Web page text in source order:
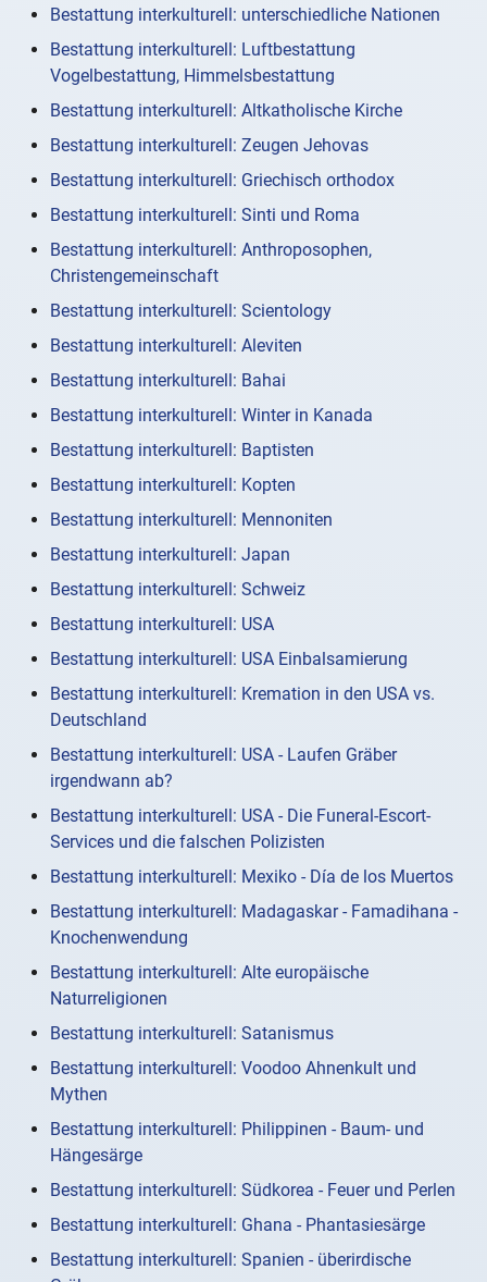
Bestattung interkulturell: unterschiedliche Nationen
Bestattung interkulturell: Luftbestattung
Vogelbestattung, Himmelsbestattung
Bestattung interkulturell: Altkatholische Kirche
Bestattung interkulturell: Zeugen Jehovas
Bestattung interkulturell: Griechisch orthodox
Bestattung interkulturell: Sinti und Roma
Bestattung interkulturell: Anthroposophen,
Christengemeinschaft
Bestattung interkulturell: Scientology
Bestattung interkulturell: Aleviten
Bestattung interkulturell: Bahai
Bestattung interkulturell: Winter in Kanada
Bestattung interkulturell: Baptisten
Bestattung interkulturell: Kopten
Bestattung interkulturell: Mennoniten
Bestattung interkulturell: Japan
Bestattung interkulturell: Schweiz
Bestattung interkulturell: USA
Bestattung interkulturell: USA Einbalsamierung
Bestattung interkulturell: Kremation in den USA vs.
Deutschland
Bestattung interkulturell: USA - Laufen Gräber
irgendwann ab?
Bestattung interkulturell: USA - Die Funeral-Escort-
Services und die falschen Polizisten
Bestattung interkulturell: Mexiko - Día de los Muertos
Bestattung interkulturell: Madagaskar - Famadihana -
Knochenwendung
Bestattung interkulturell: Alte europäische
Naturreligionen
Bestattung interkulturell: Satanismus
Bestattung interkulturell: Voodoo Ahnenkult und
Mythen
Bestattung interkulturell: Philippinen - Baum- und
Hängesärge
Bestattung interkulturell: Südkorea - Feuer und Perlen
Bestattung interkulturell: Ghana - Phantasiesärge
Bestattung interkulturell: Spanien - überirdische